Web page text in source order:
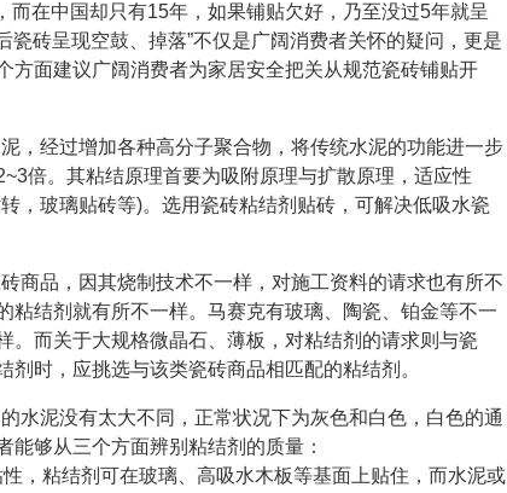
在中国却只有15年，如果铺贴欠好，乃至没过5年就呈
瓷砖呈现空鼓、掉落”不仅是广阔消费者关怀的疑问，更是
方面建议广阔消费者为家居安全把关从规范瓷砖铺贴开
，经过增加各种高分子聚合物，将传统水泥的功能进一步
倍。其粘结原理首要为吸附原理与扩散原理，适应性
，玻璃贴砖等)。选用瓷砖粘结剂贴砖，可解决低吸水瓷
商品，因其烧制技术不一样，对施工资料的请求也有所不
结剂就有所不一样。马赛克有玻璃、陶瓷、铂金等不一
而关于大规格微晶石、薄板，对粘结剂的请求则与瓷
时，应挑选与该类瓷砖商品相匹配的粘结剂。
水泥没有太大不同，正常状况下为灰色和白色，白色的通
够从三个方面辨别粘结剂的质量：
，粘结剂可在玻璃、高吸水木板等基面上贴住，而水泥或